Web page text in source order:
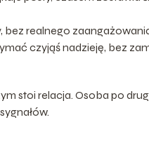
bez realnego
czyjąś nadzieję, bez
stoi relacja. Osoba po